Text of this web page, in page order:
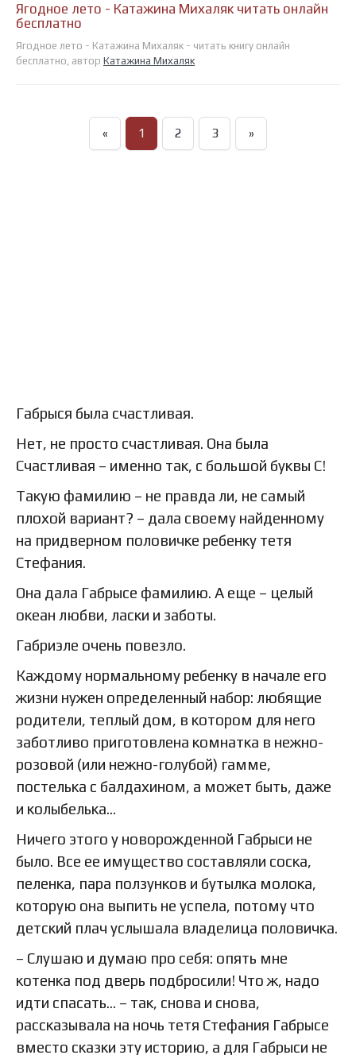
Ягодное лето - Катажина Михаляк читать онлайн
бесплатно
Ягодное лето - Катажина Михаляк - читать книгу онлайн
бесплатно, автор Катажина Михаляк
« 1 2 3 »
Габрыся была счастливая.
Нет, не просто счастливая. Она была
Счастливая – именно так, с большой буквы С!
Такую фамилию – не правда ли, не самый
плохой вариант? – дала своему найденному
на придверном половичке ребенку тетя
Стефания.
Она дала Габрысе фамилию. А еще – целый
океан любви, ласки и заботы.
Габриэле очень повезло.
Каждому нормальному ребенку в начале его
жизни нужен определенный набор: любящие
родители, теплый дом, в котором для него
заботливо приготовлена комнатка в нежно-
розовой (или нежно-голубой) гамме,
постелька с балдахином, а может быть, даже
и колыбелька…
Ничего этого у новорожденной Габрыси не
было. Все ее имущество составляли соска,
пеленка, пара ползунков и бутылка молока,
которую она выпить не успела, потому что
детский плач услышала владелица половичка.
– Слушаю и думаю про себя: опять мне
котенка под дверь подбросили! Что ж, надо
идти спасать… – так, снова и снова,
рассказывала на ночь тетя Стефания Габрысе
вместо сказки эту историю, а для Габрыси не